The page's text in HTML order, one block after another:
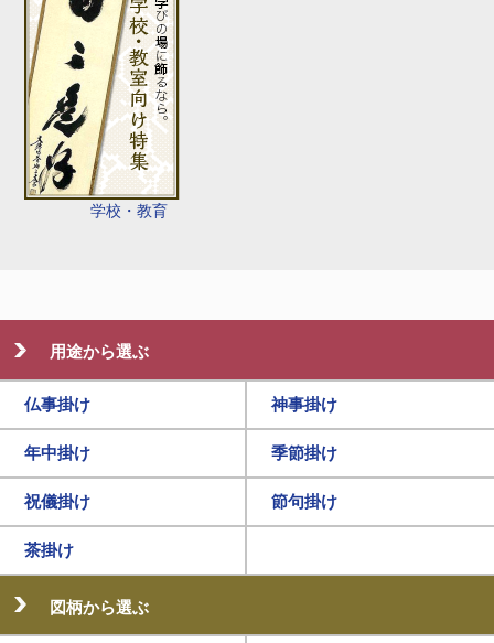
学校・教育
用途から選ぶ
仏事掛け 神事掛け
年中掛け 季節掛け
祝儀掛け 節句掛け
茶掛け
図柄から選ぶ